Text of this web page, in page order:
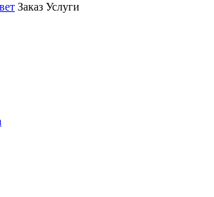
Заказ Услуги